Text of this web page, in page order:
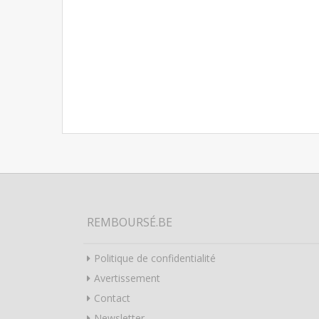
REMBOURSÉ.BE
Politique de confidentialité
Avertissement
Contact